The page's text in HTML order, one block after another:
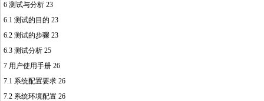
6 测试与分析 23
6.1 测试的目的 23
6.2 测试的步骤 23
6.3 测试分析 25
7 用户使用手册 26
7.1 系统配置要求 26
7.2 系统环境配置 26